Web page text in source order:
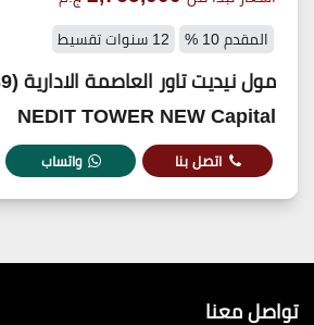
المقدم 10 % 12 سنوات تقسيط
NEDIT TOWER NEW Capital
اتصل بنا واتساب
تواصل معنا